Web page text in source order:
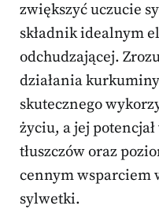
zwiększyć uczucie
składnik idealnym
odchudzającej.
działania
skutecznego
życiu, a jej
tłuszczów oraz
cennym wsparciem
sylwetki.